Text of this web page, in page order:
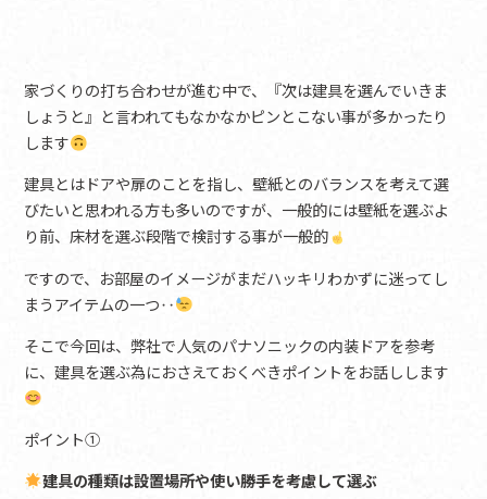
家づくりの打ち合わせが進む中で、『次は建具を選んでいきま
しょうと』と言われてもなかなかピンとこない事が多かったり
します
建具とはドアや扉のことを指し、壁紙とのバランスを考えて選
びたいと思われる方も多いのですが、一般的には壁紙を選ぶよ
り前、床材を選ぶ段階で検討する事が一般的
ですので、お部屋のイメージがまだハッキリわかずに迷ってし
まうアイテムの一つ‥
そこで今回は、弊社で人気のパナソニックの内装ドアを参考
に、建具を選ぶ為におさえておくべきポイントをお話しします
ポイント①
建具の種類は設置場所や使い勝手を考慮して選ぶ